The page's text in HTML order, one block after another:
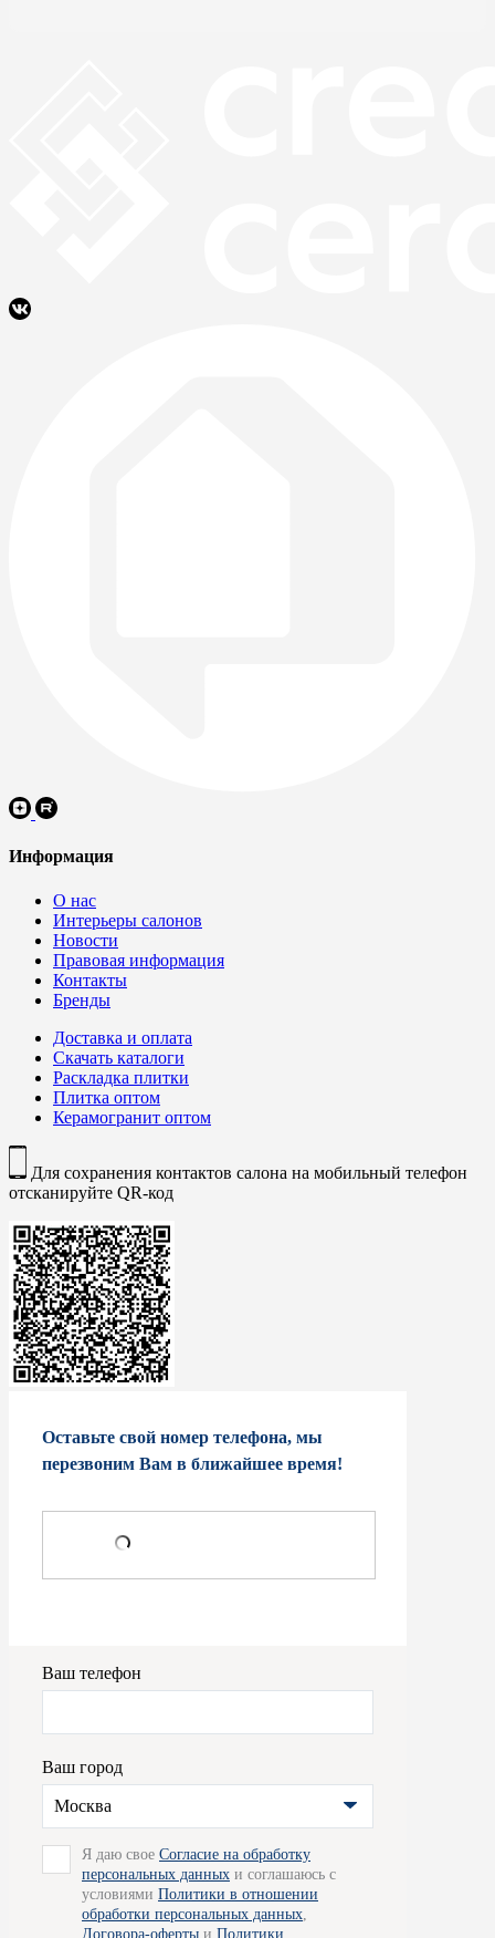
Информация
О нас
Интерьеры салонов
Новости
Правовая информация
Контакты
Бренды
Доставка и оплата
Скачать каталоги
Раскладка плитки
Плитка оптом
Керамогранит оптом
Для сохранения контактов салона на мобильный телефон
отсканируйте QR-код
Оставьте свой номер телефона, мы
перезвоним Вам в ближайшее время!
Ваш телефон
Ваш город
Москва
Я даю свое Согласие на обработку
персональных данных и соглашаюсь с
условиями Политики в отношении
обработки персональных данных
Договора-оферты и Политики